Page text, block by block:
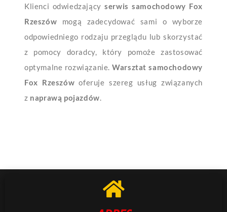
Klienci odwiedzającyserwis samochodowy Fox
Rzeszów mogą zadecydować sami o wyborze
odpowiedniego rodzaju przeglądu lub skorzystać
z pomocy doradcy, który pomoże zastosować
optymalne rozwiązanie.Warsztat samochodowy
Fox Rzeszów oferuje szereg usług związanych
z naprawą pojazdów.